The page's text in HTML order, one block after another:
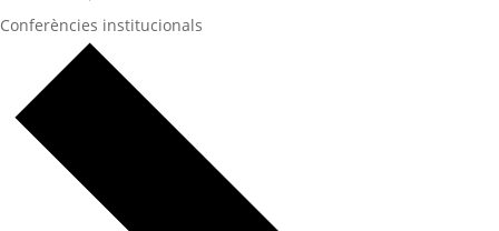
Conferències institucionals